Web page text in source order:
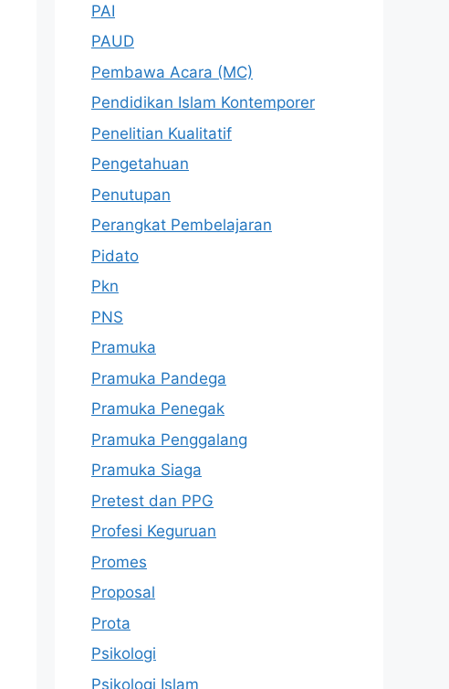
PAI
PAUD
Pembawa Acara (MC)
Pendidikan Islam Kontemporer
Penelitian Kualitatif
Pengetahuan
Penutupan
Perangkat Pembelajaran
Pidato
Pkn
PNS
Pramuka
Pramuka Pandega
Pramuka Penegak
Pramuka Penggalang
Pramuka Siaga
Pretest dan PPG
Profesi Keguruan
Promes
Proposal
Prota
Psikologi
Psikologi Islam